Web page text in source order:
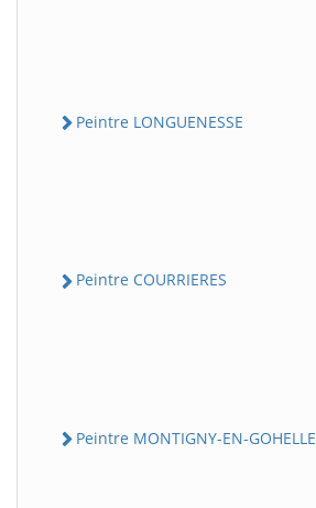
Peintre LONGUENESSE
Peintre COURRIERES
Peintre MONTIGNY-EN-GOHELLE